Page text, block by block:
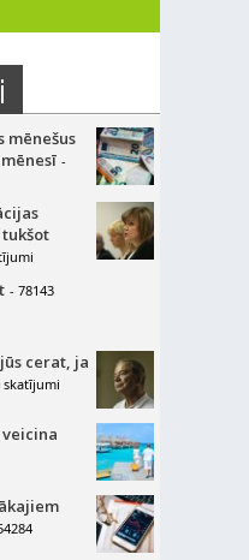
mēnešus
-
- 78143
cerat, ja
skatījumi